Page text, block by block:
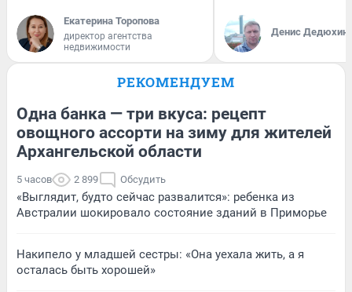
Екатерина Торопова
директор агентства
недвижимости
Денис Дедюхин
РЕКОМЕНДУЕМ
Одна банка — три вкуса: рецепт
овощного ассорти на зиму для жителей
Архангельской области
5 часов 2 899 Обсудить
«Выглядит, будто сейчас развалится»: ребенка из
Австралии шокировало состояние зданий в Приморье
Накипело у младшей сестры: «Она уехала жить, а я
осталась быть хорошей»